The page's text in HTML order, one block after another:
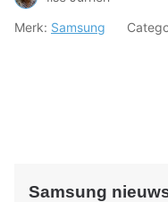
Merk: Samsung
Samsung